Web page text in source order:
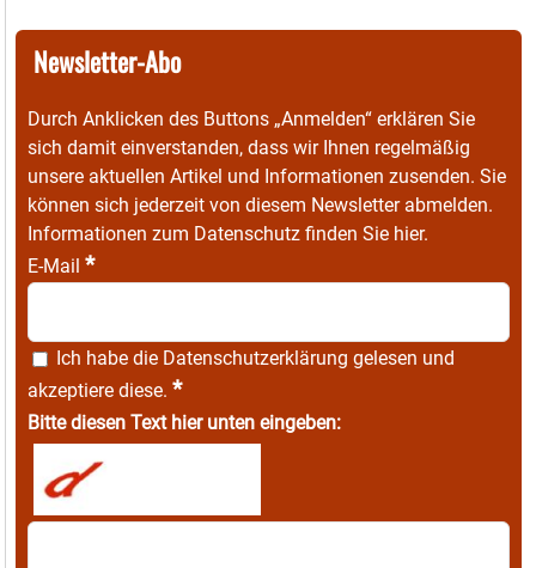
Newsletter-Abo
Durch Anklicken des Buttons „Anmelden“ erklären Sie
sich damit einverstanden, dass wir Ihnen regelmäßig
unsere aktuellen Artikel und Informationen zusenden. Sie
können sich jederzeit von diesem Newsletter abmelden.
Informationen zum Datenschutz finden Sie hier.
E-Mail *
Ich habe die Datenschutzerklärung gelesen und
akzeptiere diese. *
Bitte diesen Text hier unten eingeben: